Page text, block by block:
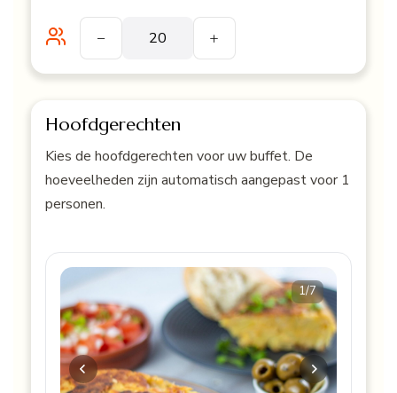
− +
Hoofdgerechten
Kies de hoofdgerechten voor uw buffet. De
hoeveelheden zijn automatisch aangepast voor 1
personen.
1/7